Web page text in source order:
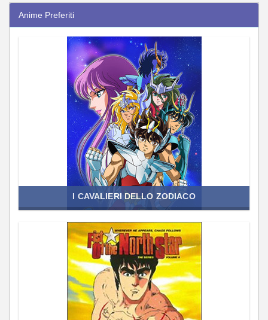
Anime Preferiti
I CAVALIERI DELLO ZODIACO